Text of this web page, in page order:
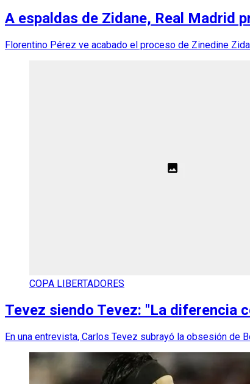
A espaldas de Zidane, Real Madrid
Florentino Pérez ve acabado el proceso de Zinedine
COPA LIBERTADORES
Tevez siendo Tevez: "La diferencia
En una entrevista, Carlos Tevez subrayó la obsesión de